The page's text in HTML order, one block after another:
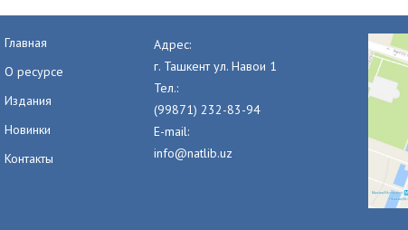
Главная
О ресурсе
Издания
Новинки
Контакты
Адрес:
г. Ташкент ул. Навои 1
Тел.:
(99871) 232-83-94
E-mail:
info@natlib.uz